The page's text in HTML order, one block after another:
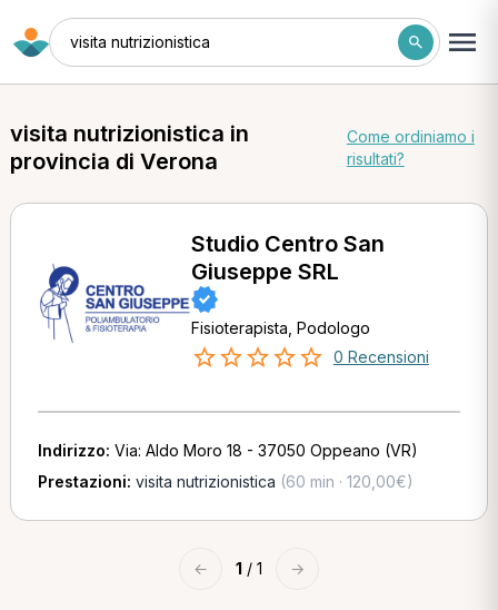
visita nutrizionistica
visita nutrizionistica in
provincia di Verona
Come ordiniamo i
risultati?
Studio Centro San
Giuseppe SRL
Fisioterapista, Podologo
0 Recensioni
Indirizzo: Via: Aldo Moro 18 - 37050 Oppeano (VR)
Prestazioni: visita nutrizionistica (60 min · 120,00€)
← 1 / 1 →